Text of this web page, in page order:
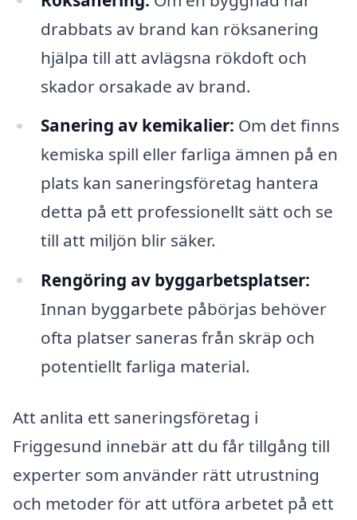
drabbats av brand kan röksanering
hjälpa till att avlägsna rökdoft och
skador orsakade av brand.
Sanering av kemikalier: Om det finns
kemiska spill eller farliga ämnen på en
plats kan saneringsföretag hantera
detta på ett professionellt sätt och se
till att miljön blir säker.
Rengöring av byggarbetsplatser:
Innan byggarbete påbörjas behöver
ofta platser saneras från skräp och
potentiellt farliga material.
Att anlita ett saneringsföretag i
Friggesund innebär att du får tillgång till
experter som använder rätt utrustning
och metoder för att utföra arbetet på ett